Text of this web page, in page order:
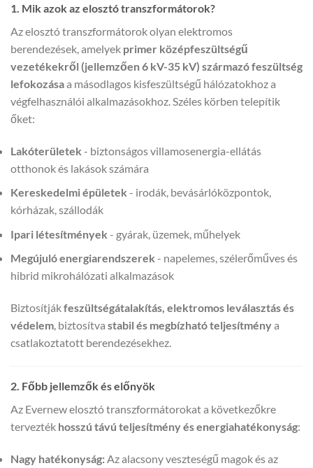
1. Mik azok az elosztó transzformátorok?
Az elosztó transzformátorok olyan elektromos
berendezések, amelyek primer középfeszültségű
vezetékekről (jellemzően 6 kV-35 kV) származó feszültség
lefokozásaa másodlagos kisfeszültségű hálózatokhoz a
végfelhasználói alkalmazásokhoz. Széles körben telepítik
őket:
Lakóterületek - biztonságos villamosenergia-ellátás
otthonok és lakások számára
Kereskedelmi épületek - irodák, bevásárlóközpontok,
kórházak, szállodák
Ipari létesítmények - gyárak, üzemek, műhelyek
Megújuló energiarendszerek - napelemes, szélerőműves és
hibrid mikrohálózati alkalmazások
Biztosítjákfeszültségátalakítás, elektromos leválasztás és
védelem, biztosítva stabil és megbízható teljesítménya
csatlakoztatott berendezésekhez.
2. Főbb jellemzők és előnyök
Az Evernew elosztó transzformátorokat a következőkre
tervezték hosszú távú teljesítmény és energiahatékonyság:
Nagy hatékonyság: Az alacsony veszteségű magok és az